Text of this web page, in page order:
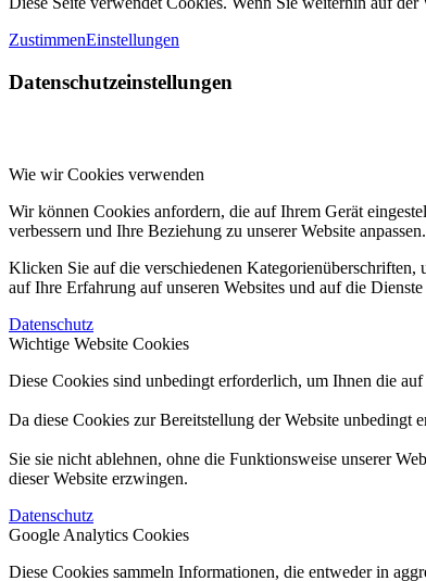
ZustimmenEinstellungen
Datenschutzeinstellungen
Wie wir Cookies verwenden
Wir können Cookies anfordern, die auf Ihrem Gerät
verbessern und Ihre Beziehung zu unserer Website anpassen.
Klicken Sie auf die verschiedenen
auf Ihre Erfahrung auf unseren Websites und auf die
Datenschutz
Wichtige Website Cookies
Diese Cookies sind unbedingt erforderlich, um Ihnen die
Da diese Cookies zur Bereitstellung der Website unbedingt
Sie sie nicht ablehnen, ohne die Funktionsweise unserer
dieser Website erzwingen.
Datenschutz
Google Analytics Cookies
Diese Cookies sammeln Informationen, die entweder in